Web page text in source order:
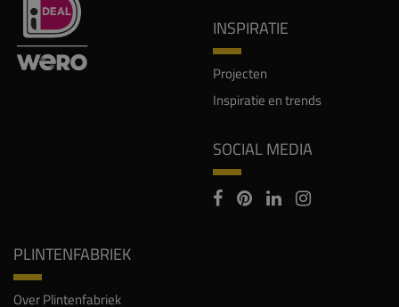
INSPIRATIE
Projecten
Inspiratie en trends
SOCIAL MEDIA
PLINTENFABRIEK
Over Plintenfabriek